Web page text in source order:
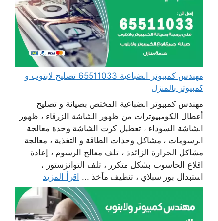
مهندس كمبيوتر الضباعية 65511033 تصليح لابتوب و
كمبيوتر بالمنزل
مهندس كمبيوتر الضباعية المختص بصيانة و تصليح
أعطال الكومبيوترات من ظهور الشاشة الزرقاء ، ظهور
الشاشة السوداء ، تعطيل كرت الشاشة وحدة معالجة
الرسومات ، مشاكل وحدات الطاقة و التغذية ، معالجة
مشاكل الحرارة الزائدة ، تلف معالج الرسوم ، إعادة
اقلاع الحاسوب بشكل متكرر ، تلف التوانزستور ،
استبدال بور سبلاي ، تنظيف مآخذ ... اقرأ المزيد